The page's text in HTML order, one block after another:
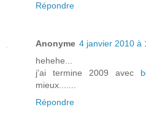
Répondre
Anonyme 4 janvier 2010 à
hehehe...
j'ai termine 2009 avec
mieux.......
Répondre